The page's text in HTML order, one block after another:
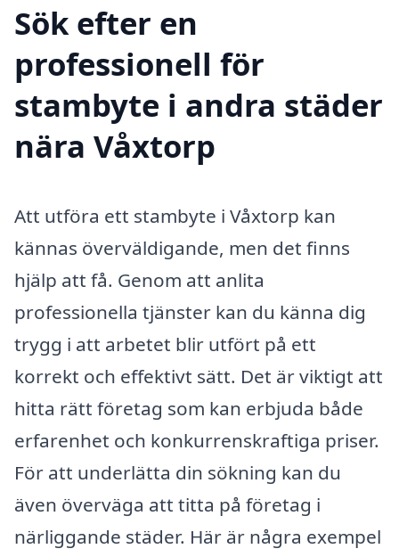
Sök efter en
professionell för
stambyte i andra städer
nära Våxtorp
Att utföra ett stambyte i Våxtorp kan
kännas överväldigande, men det finns
hjälp att få. Genom att anlita
professionella tjänster kan du känna dig
trygg i att arbetet blir utfört på ett
korrekt och effektivt sätt. Det är viktigt att
hitta rätt företag som kan erbjuda både
erfarenhet och konkurrenskraftiga priser.
För att underlätta din sökning kan du
även överväga att titta på företag i
närliggande städer. Här är några exempel